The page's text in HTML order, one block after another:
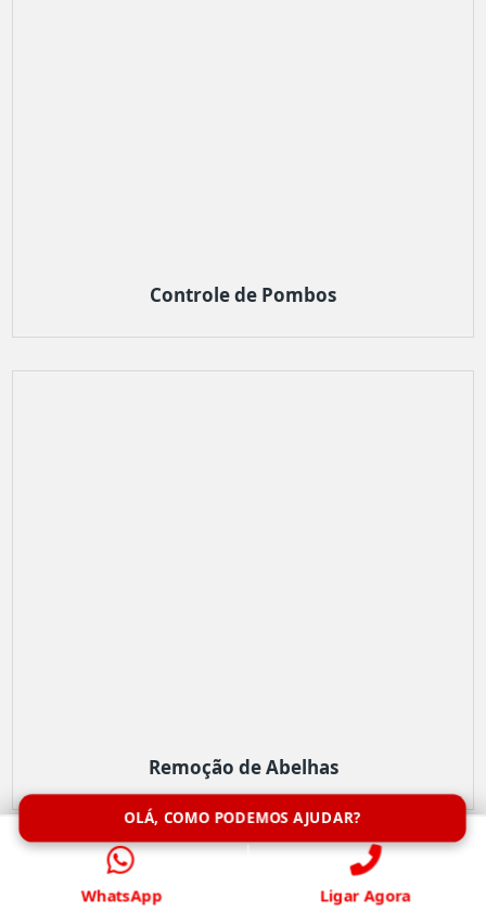
Controle de Pombos
Remoção de Abelhas
OLÁ, COMO PODEMOS AJUDAR?
WhatsApp Ligar Agora